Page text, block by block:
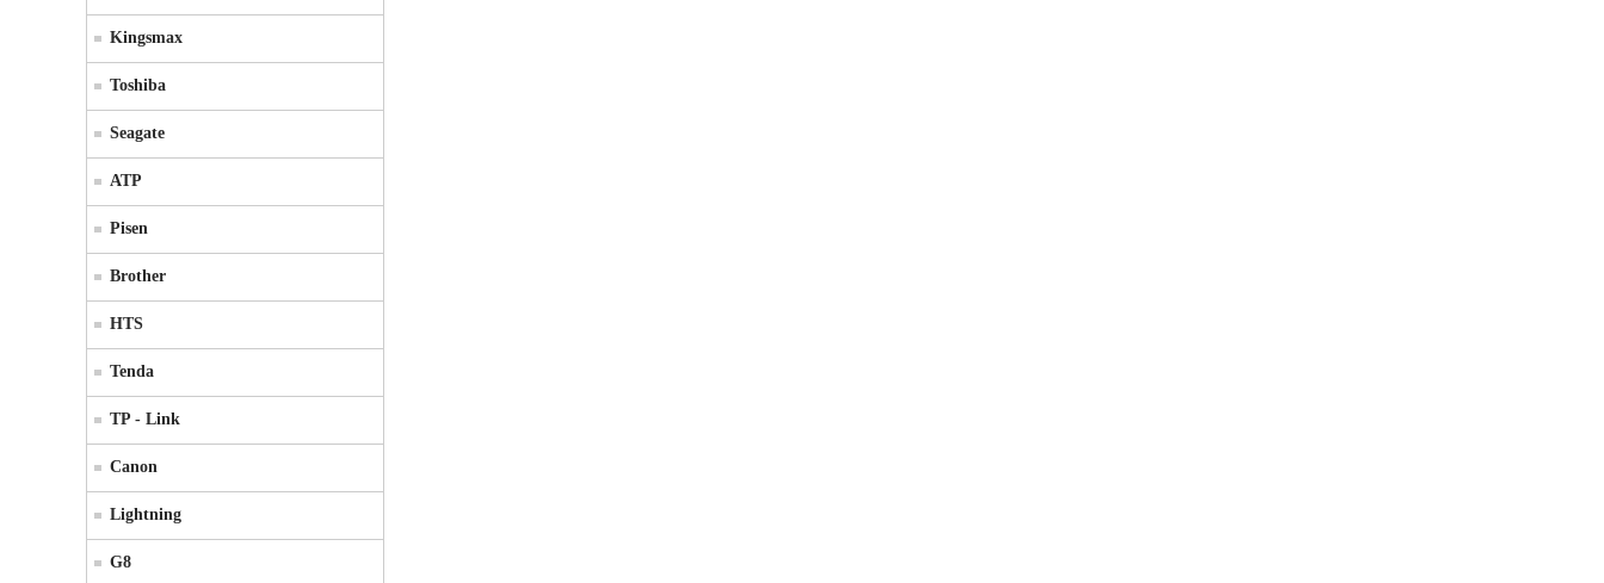
Kingsmax
Toshiba
Seagate
ATP
Pisen
Brother
HTS
Tenda
TP - Link
Canon
Lightning
G8